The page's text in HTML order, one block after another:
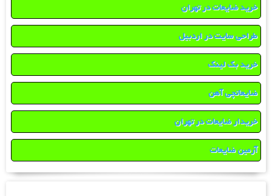
خرید ضایعات در تهران
طراحی سایت در اردبیل
خرید بک لینک
ضایعاتچی آهن
خریدار ضایعات در تهران
آرمین ضایعات